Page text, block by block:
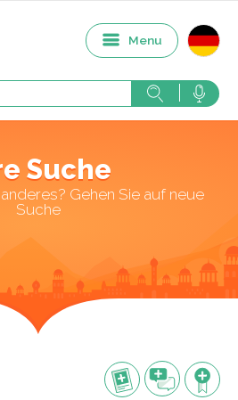
Menu
Suche
Gehen Sie auf neue
Suche